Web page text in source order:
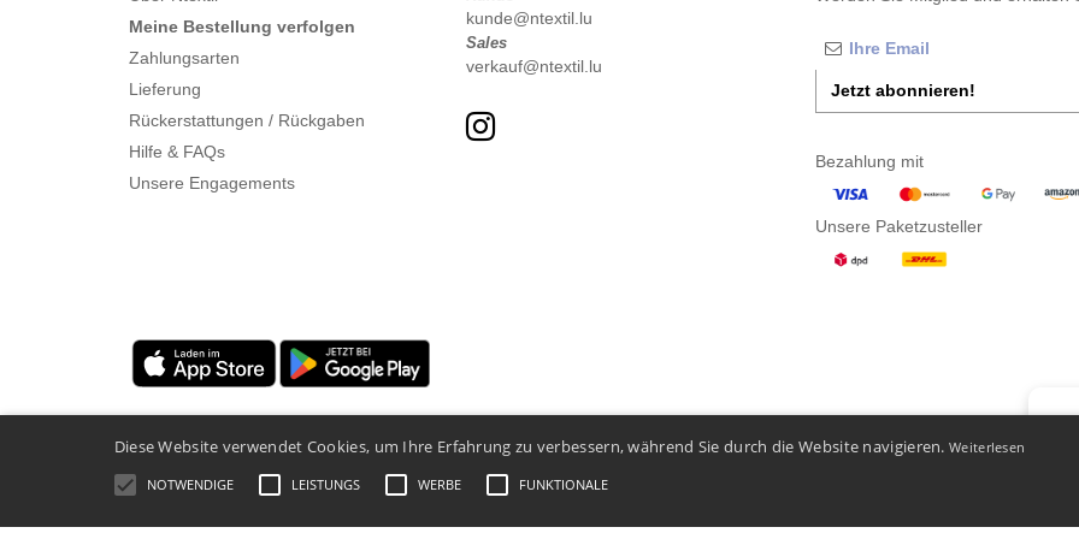
Meine Bestellung verfolgen
Zahlungsarten
Lieferung
Rückerstattungen / Rückgaben
Hilfe & FAQs
Unsere Engagements
kunde@ntextil.lu
Sales
verkauf@ntextil.lu
Jetzt abonnieren!
Bezahlung mit
Unsere Paketzusteller
Rechtliche Hinweise Datenschutzbestimmungen-Bedingungen und Konditionen
Diese Website verwendet Cookies, um Ihre Erfahrung zu verbessern, während Sie durch die Website navigieren.Weiterlesen
NOTWENDIGE LEISTUNGS WERBE FUNKTIONALE